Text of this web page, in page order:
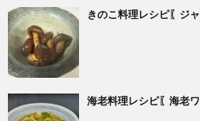
きのこ料理レシピ〖ジ
海老料理レシピ〖海老ワ